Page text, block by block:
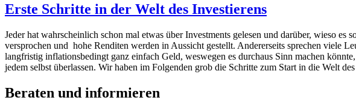
Erste Schritte in der Welt des Investierens
Jeder hat wahrscheinlich schon mal etwas über Investments gelesen und darüber, wieso
versprochen und hohe Renditen werden in Aussicht gestellt. Andererseits sprechen viele
langfristig inflationsbedingt ganz einfach Geld, weswegen es durchaus Sinn machen
jedem selbst überlassen. Wir haben im Folgenden grob die Schritte zum Start in die Welt
Beraten und informieren